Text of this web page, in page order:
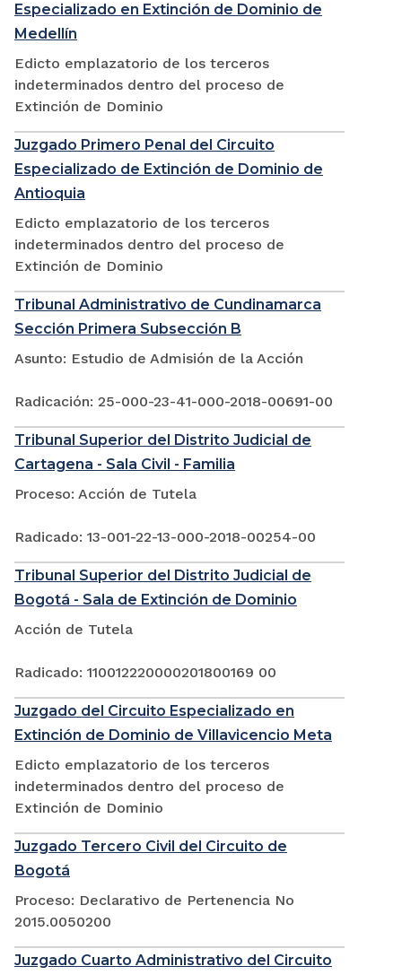
Especializado en Extinción de Dominio de
Medellín
Edicto emplazatorio de los terceros
indeterminados dentro del proceso de
Extinción de Dominio
Juzgado Primero Penal del Circuito
Especializado de Extinción de Dominio de
Antioquia
Edicto emplazatorio de los terceros
indeterminados dentro del proceso de
Extinción de Dominio
Tribunal Administrativo de Cundinamarca
Sección Primera Subsección B
Asunto: Estudio de Admisión de la Acción
Radicación: 25-000-23-41-000-2018-00691-00
Tribunal Superior del Distrito Judicial de
Cartagena - Sala Civil - Familia
Proceso: Acción de Tutela
Radicado: 13-001-22-13-000-2018-00254-00
Tribunal Superior del Distrito Judicial de
Bogotá - Sala de Extinción de Dominio
Acción de Tutela
Radicado: 110012220000201800169 00
Juzgado del Circuito Especializado en
Extinción de Dominio de Villavicencio Meta
Edicto emplazatorio de los terceros
indeterminados dentro del proceso de
Extinción de Dominio
Juzgado Tercero Civil del Circuito de
Bogotá
Proceso: Declarativo de Pertenencia No
2015.0050200
Juzgado Cuarto Administrativo del Circuito